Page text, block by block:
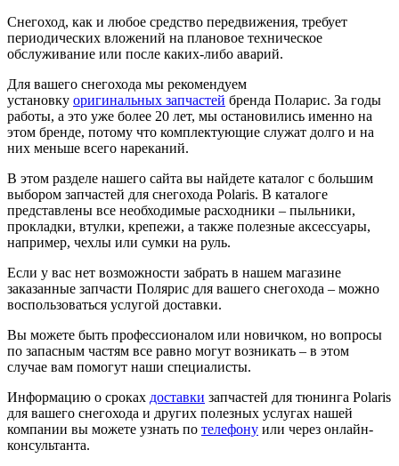
Снегоход, как и любое средство передвижения, требует
периодических вложений на плановое техническое
обслуживание или после каких-либо аварий.
Для вашего снегохода мы рекомендуем
установку оригинальных запчастей бренда Поларис. За годы
работы, а это уже более 20 лет, мы остановились именно на
этом бренде, потому что комплектующие служат долго и на
них меньше всего нареканий.
В этом разделе нашего сайта вы найдете каталог с большим
выбором запчастей для снегохода Polaris. В каталоге
представлены все необходимые расходники – пыльники,
прокладки, втулки, крепежи, а также полезные аксессуары,
например, чехлы или сумки на руль.
Если у вас нет возможности забрать в нашем магазине
заказанные запчасти Полярис для вашего снегохода – можно
воспользоваться услугой доставки.
Вы можете быть профессионалом или новичком, но вопросы
по запасным частям все равно могут возникать – в этом
случае вам помогут наши специалисты.
Информацию о сроках доставки запчастей для тюнинга Polaris
для вашего снегохода и других полезных услугах нашей
компании вы можете узнать по телефону или через онлайн-
консультанта.